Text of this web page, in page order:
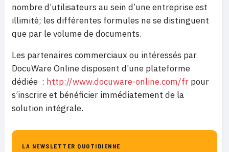
nombre d’utilisateurs au sein d’une entreprise est
illimité; les différentes formules ne se distinguent
que par le volume de documents.
Les partenaires commerciaux ou intéressés par
DocuWare Online disposent d’une plateforme
dédiée : http://www.docuware-online.com/fr pour
s’inscrire et bénéficier immédiatement de la
solution intégrale.
LA NEWSLETTER QUOTIDIENNE